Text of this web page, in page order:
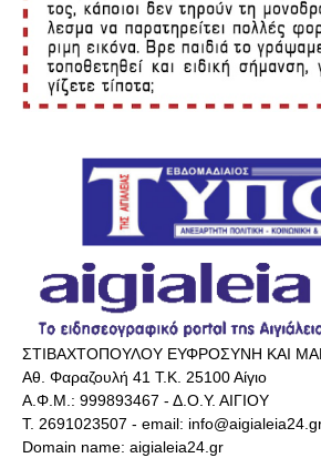
ΣΤΙΒΑΧΤΟΠΟΥΛΟΥ ΕΥΦΡΟΣΥΝΗ ΚΑΙ
Αθ. Φαραζουλή 41 Τ.Κ. 25100 Αίγιο
Α.Φ.Μ.: 999893467 - Δ.Ο.Υ. ΑΙΓΙΟΥ
Τ. 2691023507 - email:
Domain name: aigialeia24.gr